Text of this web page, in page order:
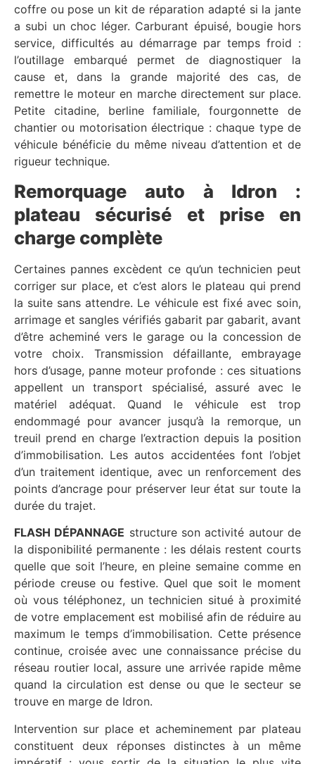
coffre ou pose un kit de réparation adapté si la jante
a subi un choc léger. Carburant épuisé, bougie hors
service, difficultés au démarrage par temps froid :
l’outillage embarqué permet de diagnostiquer la
cause et, dans la grande majorité des cas, de
remettre le moteur en marche directement sur place.
Petite citadine, berline familiale, fourgonnette de
chantier ou motorisation électrique : chaque type de
véhicule bénéficie du même niveau d’attention et de
rigueur technique.
Remorquage auto à Idron :
plateau sécurisé et prise en
charge complète
Certaines pannes excèdent ce qu’un technicien peut
corriger sur place, et c’est alors le plateau qui prend
la suite sans attendre. Le véhicule est fixé avec soin,
arrimage et sangles vérifiés gabarit par gabarit, avant
d’être acheminé vers le garage ou la concession de
votre choix. Transmission défaillante, embrayage
hors d’usage, panne moteur profonde : ces situations
appellent un transport spécialisé, assuré avec le
matériel adéquat. Quand le véhicule est trop
endommagé pour avancer jusqu’à la remorque, un
treuil prend en charge l’extraction depuis la position
d’immobilisation. Les autos accidentées font l’objet
d’un traitement identique, avec un renforcement des
points d’ancrage pour préserver leur état sur toute la
durée du trajet.
FLASH DÉPANNAGE structure son activité autour de
la disponibilité permanente : les délais restent courts
quelle que soit l’heure, en pleine semaine comme en
période creuse ou festive. Quel que soit le moment
où vous téléphonez, un technicien situé à proximité
de votre emplacement est mobilisé afin de réduire au
maximum le temps d’immobilisation. Cette présence
continue, croisée avec une connaissance précise du
réseau routier local, assure une arrivée rapide même
quand la circulation est dense ou que le secteur se
trouve en marge de Idron.
Intervention sur place et acheminement par plateau
constituent deux réponses distinctes à un même